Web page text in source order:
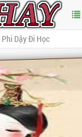
Phi Dậy Đi Học